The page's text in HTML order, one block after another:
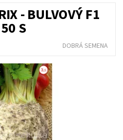
- BULVOVÝ F1
50 S
DOBRÁ SEMENA